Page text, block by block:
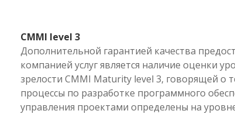
CMMI level 3
Дополнительной гарантией качества
компанией услуг является наличие оценки
зрелости CMMI Maturity level 3, говорящей о
процессы по разработке программного
управления проектами определены на